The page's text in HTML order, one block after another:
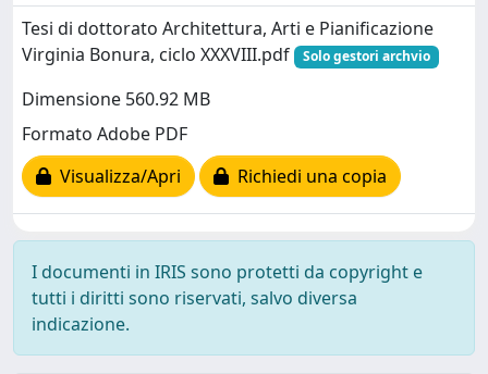
Tesi di dottorato Architettura, Arti e Pianificazione
Virginia Bonura, ciclo XXXVIII.pdf
Solo gestori archvio
Dimensione 560.92 MB
Formato Adobe PDF
Visualizza/Apri
Richiedi una copia
I documenti in IRIS sono protetti da copyright e
tutti i diritti sono riservati, salvo diversa
indicazione.